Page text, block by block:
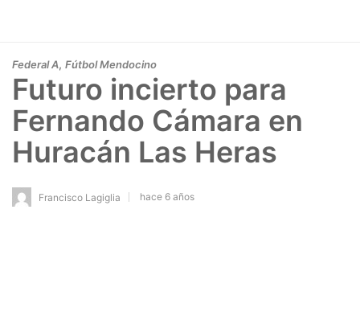
Federal A, Fútbol Mendocino
Futuro incierto para
Fernando Cámara en
Huracán Las Heras
Francisco Lagiglia hace 6 años